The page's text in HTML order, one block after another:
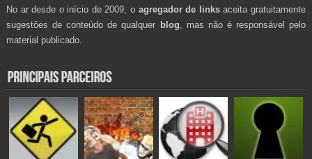
No ar desde o início de 2009, o agregador de linksaceita gratuitamente
sugestões de conteúdo de qualquer blog , mas não é responsável pelo
material publicado.